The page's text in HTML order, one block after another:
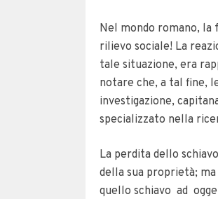
Nel mondo romano, la
rilievo sociale! La
tale situazione, era
notare che, a tal fine,
investigazione,
specializzato nella
La perdita dello
della sua proprietà;
quello schiavo ad